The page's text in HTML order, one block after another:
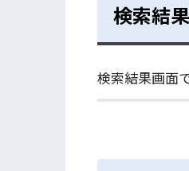
検索結
検索結果画面